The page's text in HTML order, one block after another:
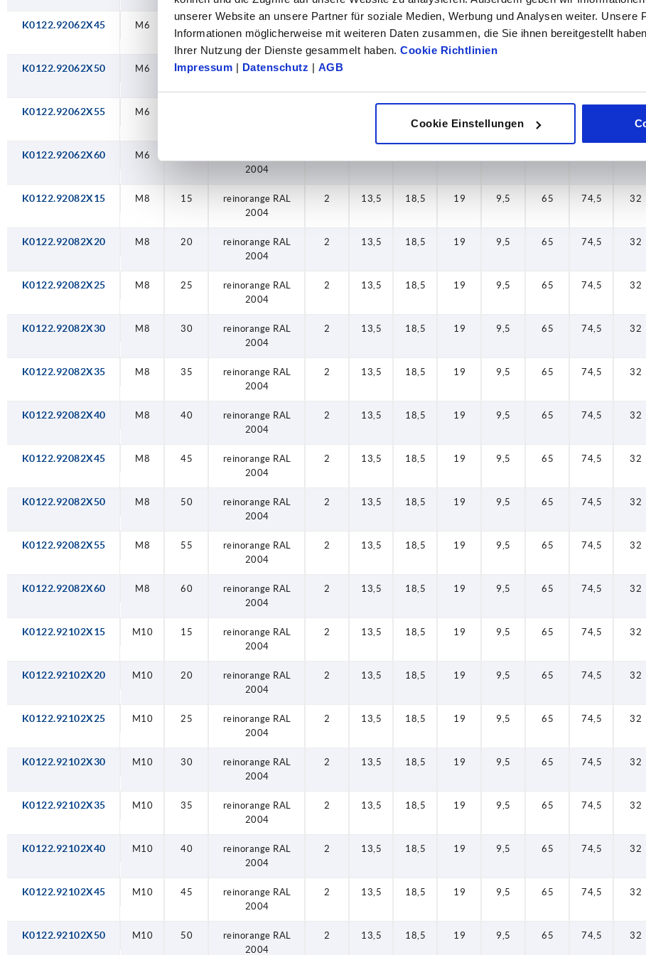
unserer Website an unsere Partner für soziale Medien, Werbung und Analysen weiter. Unsere
Informationen möglicherweise mit weiteren Daten zusammen, die Sie ihnen bereitgestellt
Ihrer Nutzung der Dienste gesammelt haben. Cookie Richtlinien
Impressum | Datenschutz | AGB
Cookie Einstellungen
K0122.92062X45 M6
2004
K0122.92062X50 M6 50
reinorange RAL
2
K0122.92062X55 M6
K0122.92062X60 M6
2004
K0122.92082X15 M8 15
reinorange RAL
2004
2 13,5 18,5 19 9,5 65 74,5 32
K0122.92082X20 M8 20
reinorange RAL
2004
2 13,5 18,5 19 9,5 65 74,5 32
K0122.92082X25 M8 25
reinorange RAL
2004
2 13,5 18,5 19 9,5 65 74,5 32
K0122.92082X30 M8 30
reinorange RAL
2004
2 13,5 18,5 19 9,5 65 74,5 32
K0122.92082X35 M8 35
reinorange RAL
2004
2 13,5 18,5 19 9,5 65 74,5 32
K0122.92082X40 M8 40
reinorange RAL
2004
2 13,5 18,5 19 9,5 65 74,5 32
K0122.92082X45 M8 45
reinorange RAL
2004
2 13,5 18,5 19 9,5 65 74,5 32
K0122.92082X50 M8 50
reinorange RAL
2004
2 13,5 18,5 19 9,5 65 74,5 32
K0122.92082X55 M8 55
reinorange RAL
2004
2 13,5 18,5 19 9,5 65 74,5 32
K0122.92082X60 M8 60
reinorange RAL
2004
2 13,5 18,5 19 9,5 65 74,5 32
K0122.92102X15 M10 15
reinorange RAL
2004
2 13,5 18,5 19 9,5 65 74,5 32
K0122.92102X20 M10 20
reinorange RAL
2004
2 13,5 18,5 19 9,5 65 74,5 32
K0122.92102X25 M10 25
reinorange RAL
2004
2 13,5 18,5 19 9,5 65 74,5 32
K0122.92102X30 M10 30
reinorange RAL
2004
2 13,5 18,5 19 9,5 65 74,5 32
K0122.92102X35 M10 35
reinorange RAL
2004
2 13,5 18,5 19 9,5 65 74,5 32
K0122.92102X40 M10 40
reinorange RAL
2004
2 13,5 18,5 19 9,5 65 74,5 32
K0122.92102X45 M10 45
reinorange RAL
2004
2 13,5 18,5 19 9,5 65 74,5 32
K0122.92102X50 M10 50
reinorange RAL
2004
2 13,5 18,5 19 9,5 65 74,5 32